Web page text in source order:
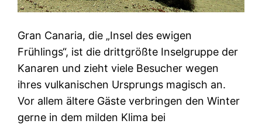
Gran Canaria, die „Insel des ewigen
Frühlings“, ist die drittgrößte Inselgruppe der
Kanaren und zieht viele Besucher wegen
ihres vulkanischen Ursprungs magisch an.
Vor allem ältere Gäste verbringen den Winter
gerne in dem milden Klima bei